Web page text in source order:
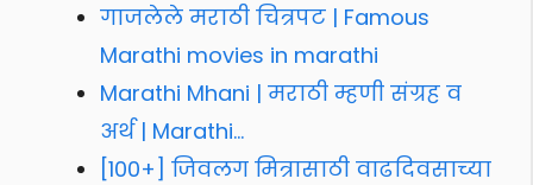
गाजलेले मराठी चित्रपट | Famous
Marathi movies in marathi
Marathi Mhani | मराठी म्हणी संग्रह व
अर्थ | Marathi…
[100+] जिवलग मित्रासाठी वाढदिवसाच्या